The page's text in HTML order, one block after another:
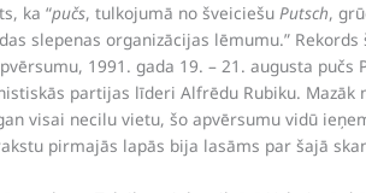
ka “pučs, tulkojumā no šveiciešuPutsch,
slepenas organizācijas lēmumu.”
1991. gada 19. – 21. augusta
partijas līderi Alfrēdu Rubiku.
visai necilu vietu, šo apvērsumu vidū
pirmajās lapās bija lasāms par šajā